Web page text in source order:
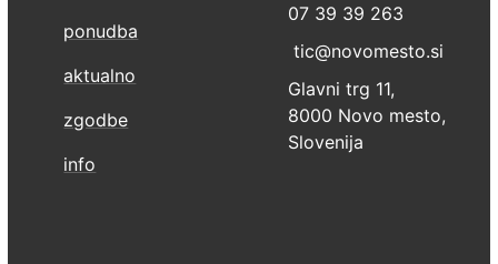
ponudba
aktualno
zgodbe
info
07 39 39 263
tic@novomesto.si
Glavni trg 11,
8000 Novo mesto,
Slovenija